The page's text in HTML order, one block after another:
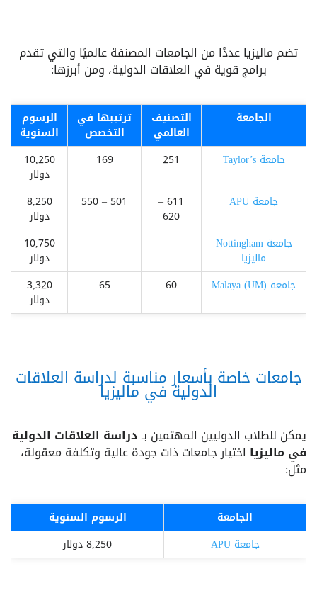
تضم ماليزيا عددًا من الجامعات المصنفة عالميًا والتي تقدم
برامج قوية في العلاقات الدولية، ومن أبرزها:
الجامعة التصنيف
العالمي
ترتيبها في
التخصص
الرسوم
السنوية
جامعة Taylor’s
251
169
10,250
دولار
جامعة APU
611 –
620
501 – 550
8,250
دولار
جامعة Nottingham
ماليزيا
–
–
10,750
دولار
جامعة Malaya (UM)
60
65
3,320
دولار
جامعات خاصة بأسعار مناسبة لدراسة العلاقات
الدولية في ماليزيا
يمكن للطلاب الدوليين المهتمين بـدراسة العلاقات الدولية
في ماليزيا اختيار جامعات ذات جودة عالية وتكلفة معقولة،
مثل:
الجامعة
الرسوم السنوية
جامعة APU
8,250 دولار